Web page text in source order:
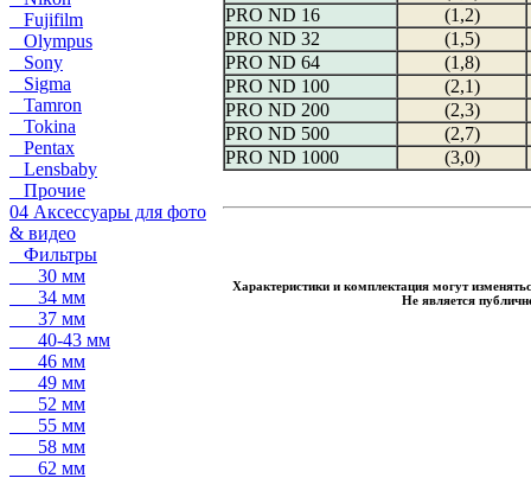
Fujifilm
Olympus
Sony
Sigma
Tamron
Tokina
Pentax
Lensbaby
Прочие
04 Аксессуары для фото
& видео
Фильтры
30 мм
34 мм
37 мм
40-43 мм
46 мм
49 мм
52 мм
55 мм
58 мм
62 мм
PRO ND 16
(1,2)
PRO ND 32
(1,5)
PRO ND 64
(1,8)
PRO ND 100
(2,1)
PRO ND 200
(2,3)
PRO ND 500
(2,7)
PRO ND 1000
(3,0)
Характеристики и комплектация могут
Не является